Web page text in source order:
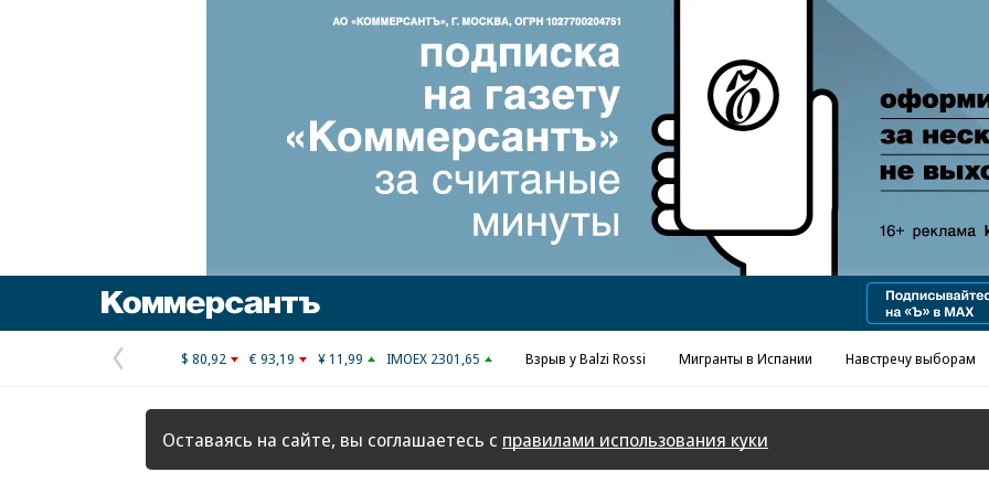
Реклама в «Ъ» www.kommersant.ru/ad
Предыдущая
страница
$ 80,92 € 93,19 ¥ 11,99 IMOEX 2301,65 Взрыв у Balzi Rossi Мигранты в Испании Навстречу выборам
Оставаясь на сайте, вы соглашаетесь с правилами использования куки